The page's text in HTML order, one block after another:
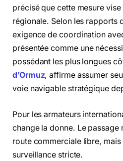
précisé que cette mesure
régionale. Selon les rapports
exigence de coordination
présentée comme une
possédant les plus longues
d’Ormuz, affirme assumer
voie navigable stratégique
Pour les armateurs
change la donne. Le passage
route commerciale libre, mais
surveillance stricte.